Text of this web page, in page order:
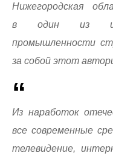
Нижегородская
в один из
промышленности
за собой этот
Из наработок
все современные
телевидение,